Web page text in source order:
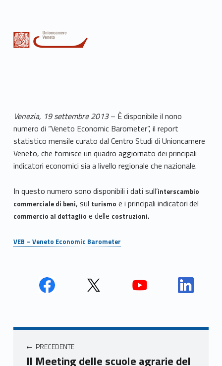
Venezia, 19 settembre 2013– È disponibile il nono
numero di “Veneto Economic Barometer”, il report
statistico mensile curato dal Centro Studi di Unioncamere
Veneto, che fornisce un quadro aggiornato dei principali
indicatori economici sia a livello regionale che nazionale.
In questo numero sono disponibili i dati sull’interscambio
commerciale di beni, sul turismo e i principali indicatoridel
commercio al dettaglio e delle costruzioni.
VEB – Veneto Economic Barometer
Unio
mer
e
Unio
e
Unio
e
Unio
e
Navigazione articoli
PRECEDENTE
Il Meeting delle scuole agrarie del